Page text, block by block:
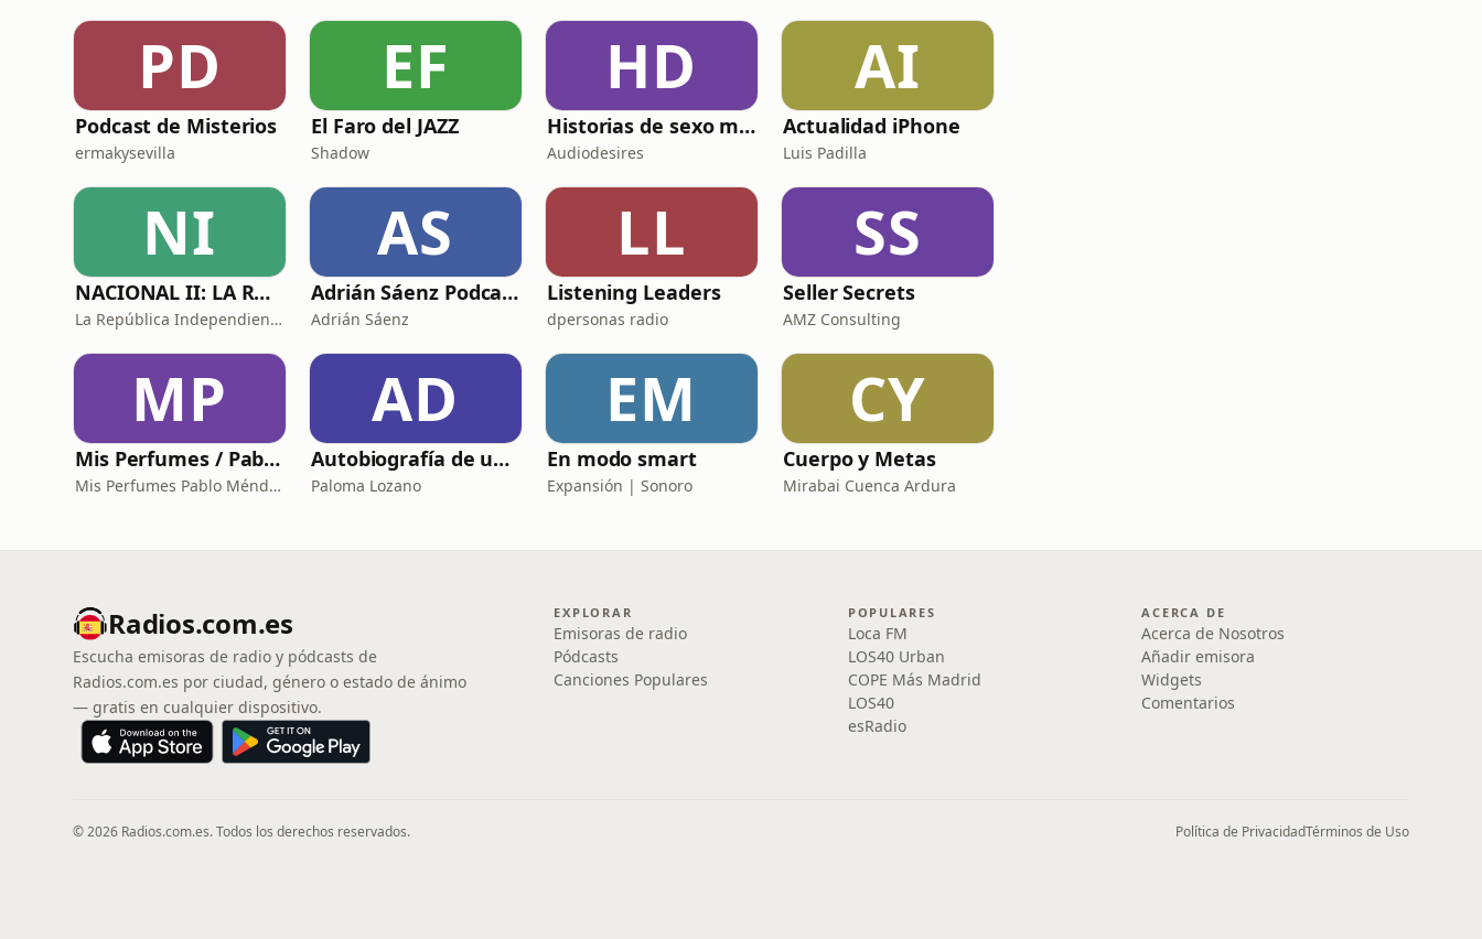
PD
Podcast de Misterios
ermakysevilla
EF
El Faro del JAZZ
Shadow
HD
Historias de sexo muy intensas y calientes
Audiodesires
AI
Actualidad iPhone
Luis Padilla
NI
NACIONAL II: LA RUTA DEL EXILIO
La República Independiente de la Radio
AS
Adrián Sáenz Podcast
Adrián Sáenz
LL
Listening Leaders
dpersonas radio
SS
Seller Secrets
AMZ Consulting
MP
Mis Perfumes / Pablo Méndez
Mis Perfumes Pablo Méndez
AD
Autobiografía de un Yogui con sitar
Paloma Lozano
EM
En modo smart
Expansión | Sonoro
CY
Cuerpo y Metas
Mirabai Cuenca Ardura
Radios.com.es
Escucha emisoras de radio y pódcasts de
Radios.com.es por ciudad, género o estado de ánimo
— gratis en cualquier dispositivo.
EXPLORAR
Emisoras de radio
Pódcasts
Canciones Populares
POPULARES
Loca FM
LOS40 Urban
COPE Más Madrid
LOS40
esRadio
ACERCA DE
Acerca de Nosotros
Añadir emisora
Widgets
Comentarios
© 2026 Radios.com.es. Todos los derechos reservados. Política de PrivacidadTérminos de Uso